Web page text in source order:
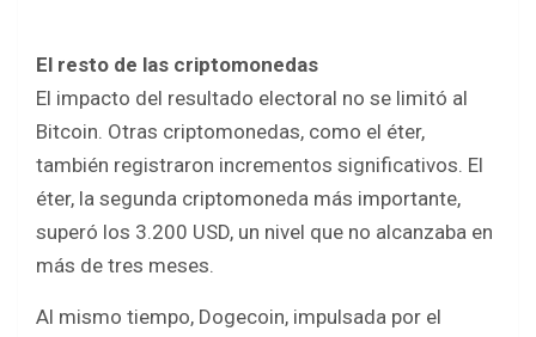
El resto de las criptomonedas
El impacto del resultado electoral no se limitó al
Bitcoin. Otras criptomonedas, como el éter,
también registraron incrementos significativos. El
éter, la segunda criptomoneda más importante,
superó los 3.200 USD, un nivel que no alcanzaba en
más de tres meses.
Al mismo tiempo, Dogecoin, impulsada por el